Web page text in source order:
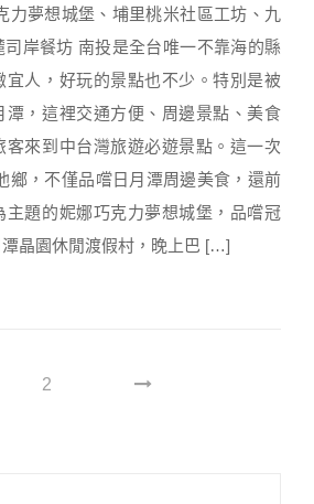
力夢想城堡、埔里桃米社區工坊、九
岸餐坊 南投是全台唯一不靠海的縣
宜人，好玩的景點也不少。特別是被
潭，這裡交通方便、周邊景點、美食
客來到中台灣旅遊必遊景點。這一次
鄉，不僅品嚐日月潭周邊美食，還前
主題的妮娜巧克力夢想城堡，品嚐冠
晶園休閒渡假村，晚上巴 […]
2